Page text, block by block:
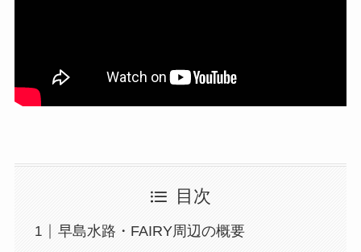
目次
早島水路・FAIRY周辺の概要